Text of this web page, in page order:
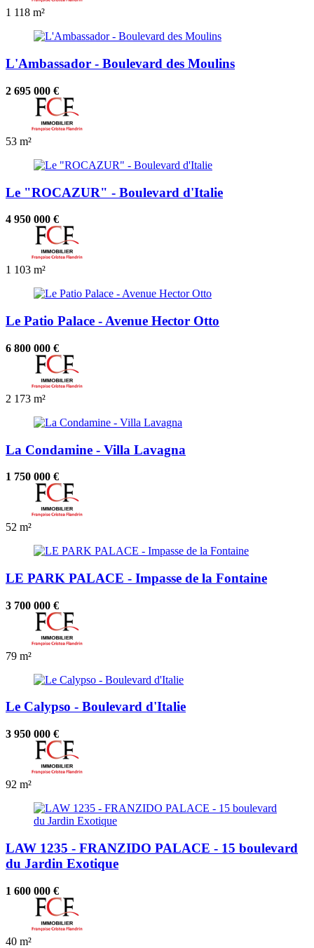
1 118 m²
L'Ambassador - Boulevard des Moulins
2 695 000 €
53 m²
Le "ROCAZUR" - Boulevard d'Italie
4 950 000 €
1 103 m²
Le Patio Palace - Avenue Hector Otto
6 800 000 €
2 173 m²
La Condamine - Villa Lavagna
1 750 000 €
52 m²
LE PARK PALACE - Impasse de la Fontaine
3 700 000 €
79 m²
Le Calypso - Boulevard d'Italie
3 950 000 €
92 m²
LAW 1235 - FRANZIDO PALACE - 15 boulevard
du Jardin Exotique
1 600 000 €
40 m²